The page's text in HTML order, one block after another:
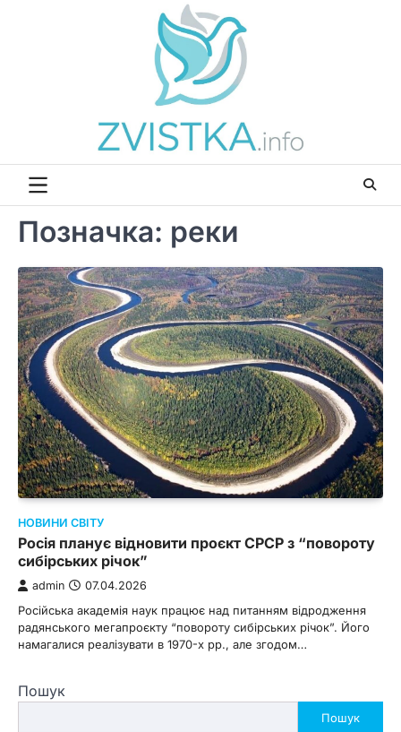
Позначка: реки
НОВИНИ СВІТУ
Росія планує відновити проєкт СРСР з “повороту
сибірських річок”
admin 07.04.2026
Російська академія наук працює над питанням відродження
радянського мегапроєкту “повороту сибірських річок”. Його
намагалися реалізувати в 1970-х рр., але згодом…
Пошук
Пошук